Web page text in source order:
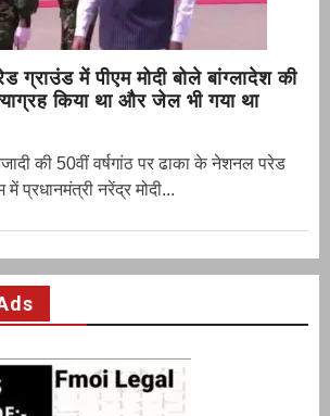
में पीएम मोदी बोले बांग्लादेश की
किया था और जेल भी गया था
की 50वीं वर्षगांठ पर ढाका के नेशनल परेड
प्रधानमंत्री नरेंद्र मोदी...